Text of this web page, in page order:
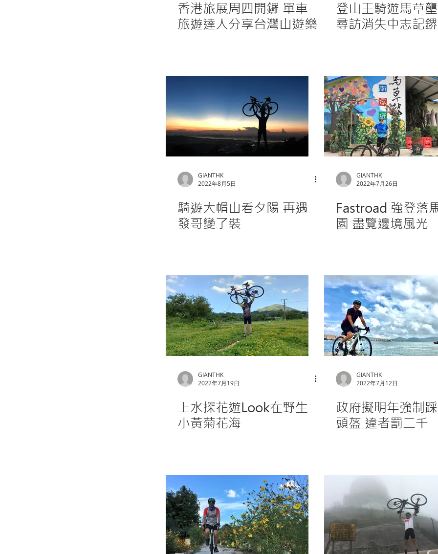
香港旅展周四開鑼 單車
旅遊達人分享台灣山遊樂
登山王騎遊馬草
尋訪消失中志記
GIANTHK
2022年8月5日
騎遊大帽山看夕陽 再遇
發哥變了裝
GIANTHK
2022年7月26日
Fastroad 強登落
園 盡覽邊境風光
GIANTHK
2022年7月19日
上水探花遊Look在野生
小黃菊花海
GIANTHK
2022年7月12日
政府擬明年強制
頭盔 違者罰二千